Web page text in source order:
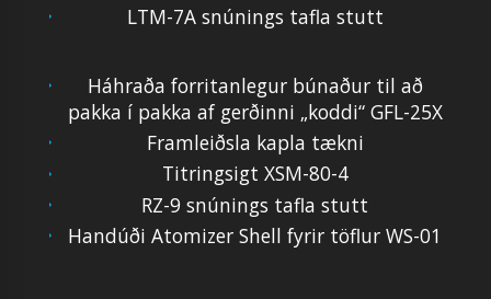
LTM-7A snúnings tafla stutt
Háhraða forritanlegur búnaður til að
pakka í pakka af gerðinni „koddi“ GFL-25X
Framleiðsla kapla tækni
Titringsigt XSM-80-4
RZ-9 snúnings tafla stutt
Handúði Atomizer Shell fyrir töflur WS-01